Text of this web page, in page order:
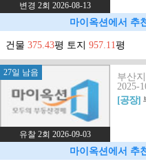
변경 2회 2026-08-13
마이옥션에서 추
건물 375.43평 토지 957.11평
27일 남음
유찰 2회 2026-09-03
부산
2025-
[공장]
마이옥션에서 추